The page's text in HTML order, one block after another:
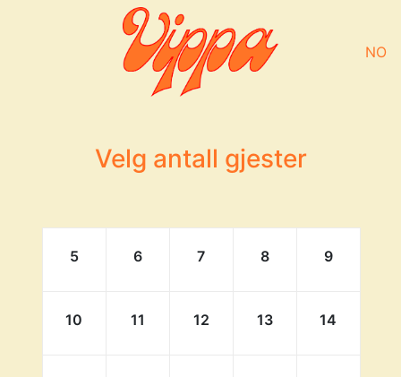
NO
Velg antall gjester
5 6 7 8 9
10 11 12 13 14